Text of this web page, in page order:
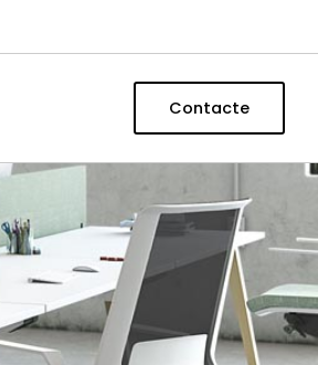
Contacte